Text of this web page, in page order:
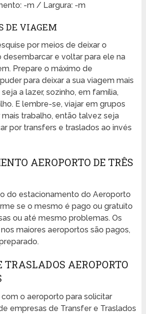
-m / Largura: -m
DE VIAGEM
por meios de deixar o
e voltar para ele na
Prepare o máximo de
para deixar a sua viagem mais
a lazer, sozinho, em família,
E lembre-se, viajar em grupos
trabalho, então talvez seja
por transfers e traslados ao invés
AEROPORTO DE TRÊS
do estacionamento do Aeroporto
se o mesmo é pago ou gratuito
ou até mesmo problemas. Os
maiores aeroportos são pagos,
TRASLADOS AEROPORTO
o aeroporto para solicitar
empresas de Transfer e Traslados